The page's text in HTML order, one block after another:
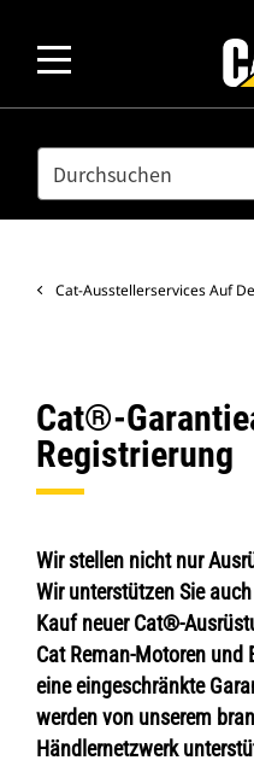
SEARCH
Cat-Ausstellerservices Auf
Cat®-
Registrierung
Wir stellen nicht nur
Wir unterstützen Sie
Kauf neuer Cat®-
Cat Reman-Motoren und
eine eingeschränkte
werden von unserem
Händlernetzwerk